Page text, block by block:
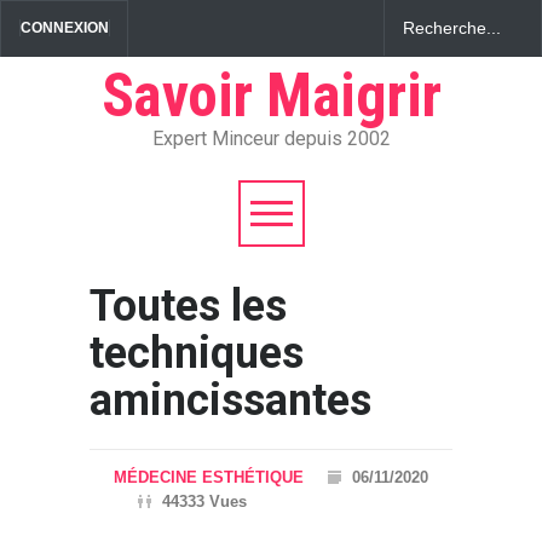
CONNEXION
Savoir Maigrir
Expert Minceur depuis 2002
Toutes les
techniques
amincissantes
MÉDECINE ESTHÉTIQUE
06/11/2020
44333 Vues